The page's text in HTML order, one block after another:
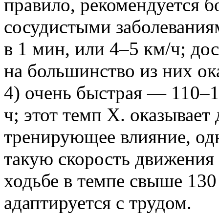
правило, рекомендуется
сосудистыми
в 1 мин, или 4–5 км/ч;
на большинство из них
4) очень быстрая —
ч; этот темп Х.
тренирующее влияние,
такую скорость
ходьбе в темпе свыше
адаптируется с трудом.